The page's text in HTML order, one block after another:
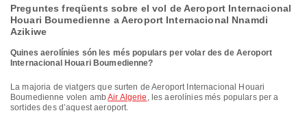
Preguntes freqüents sobre el vol de Aeroport Internacional
Houari Boumedienne a Aeroport Internacional Nnamdi
Azikiwe
Quines aerolínies són les més populars per volar des de Aeroport
Internacional Houari Boumedienne?
La majoria de viatgers que surten de Aeroport Internacional Houari
Boumedienne volen ambAir Algerie , les aerolínies més populars per a
sortides des d’aquest aeroport.